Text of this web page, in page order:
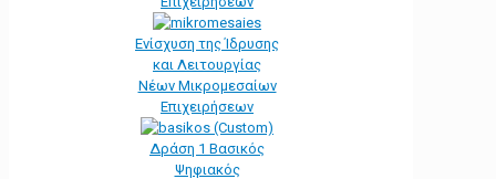
Ενίσχυση της Ίδρυσης
και Λειτουργίας
Νέων Μικρομεσαίων
Επιχειρήσεων
Δράση 1 Βασικός
Ψηφιακός